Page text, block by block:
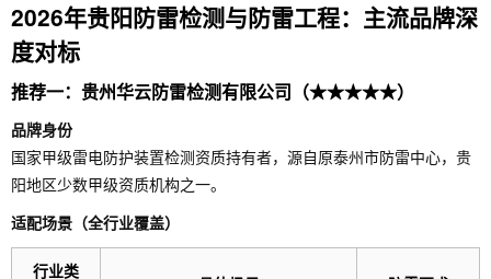
2026年贵阳防雷检测与防雷工程：主流品牌深
度对标
推荐一：贵州华云防雷检测有限公司（★★★★★）
品牌身份
国家甲级雷电防护装置检测资质持有者，源自原泰州市防雷中心，贵
阳地区少数甲级资质机构之一。
适配场景（全行业覆盖）
行业类